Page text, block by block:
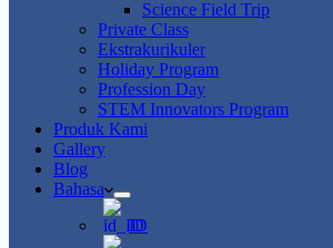
Science Field Trip
Private Class
Ekstrakurikuler
Holiday Program
Profession Day
STEM Innovators Program
Produk Kami
Gallery
Blog
Bahasa
ID